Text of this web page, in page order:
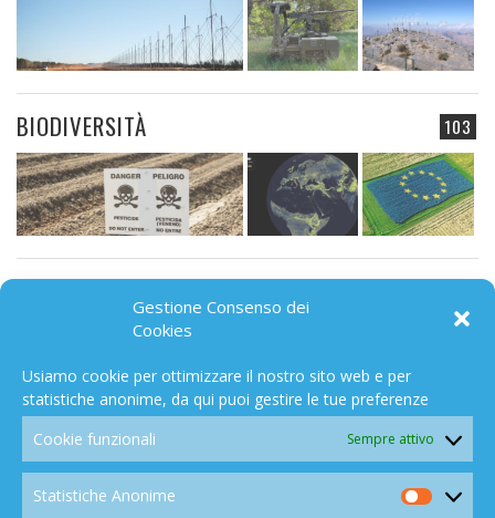
Gestione Consenso dei
Cookies
Usiamo cookie per ottimizzare il nostro sito web e per
statistiche anonime, da qui puoi gestire le tue preferenze
Cookie funzionali
Sempre attivo
Statistiche Anonime
103
BIODIVERSITÀ
BREVETTI/LEGGI/ INIZIATIVE PARLAMENTARI E
114
ARIA/ACQUA